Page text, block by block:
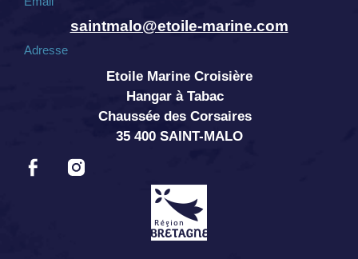
saintmalo@etoile-marine.com
Adresse
Etoile Marine Croisière
Hangar à Tabac
Chaussée des Corsaires
35 400 SAINT-MALO